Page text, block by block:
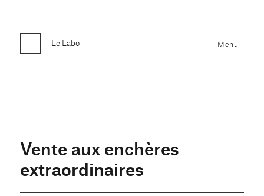
Le Labo Menu
Vente aux enchères
extraordinaires